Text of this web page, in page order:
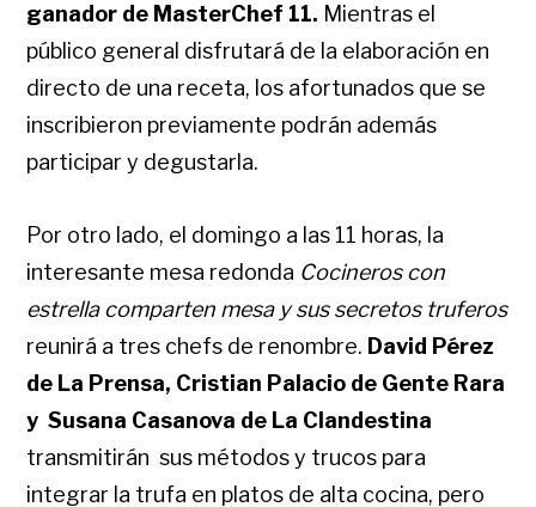
ganador de MasterChef 11. Mientras el
público general disfrutará de la elaboración en
directo de una receta, los afortunados que se
inscribieron previamente podrán además
participar y degustarla.
Por otro lado, el domingo a las 11 horas, la
interesante mesa redonda Cocineros con
estrella comparten mesa y sus secretos truferos
reunirá a tres chefs de renombre. David Pérez
de La Prensa, Cristian Palacio de Gente Rara
y Susana Casanova de La Clandestina
transmitirán sus métodos y trucos para
integrar la trufa en platos de alta cocina, pero